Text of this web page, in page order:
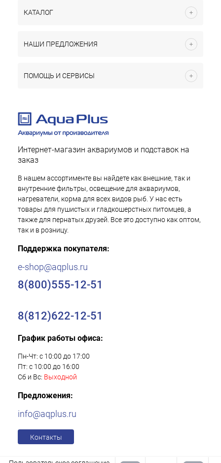
КАТАЛОГ
НАШИ ПРЕДЛОЖЕНИЯ
ПОМОЩЬ И СЕРВИСЫ
Интернет-магазин аквариумов и подставок на
заказ
В нашем ассортименте вы найдете как внешние, так и
внутренние фильтры, освещение для аквариумов,
нагреватели, корма для всех видов рыб. У нас есть
товары для пушистых и гладкошерстных питомцев, а
также для пернатых друзей. Все это доступно как оптом,
так и в розницу.
Поддержка покупателя:
e-shop@aqplus.ru
8(800)555-12-51
8(812)622-12-51
График работы офиса:
Пн-Чт: с 10:00 до 17:00
Пт: с 10:00 до 16:00
Сб и Вс: Выходной
Предложения:
info@aqplus.ru
Контакты